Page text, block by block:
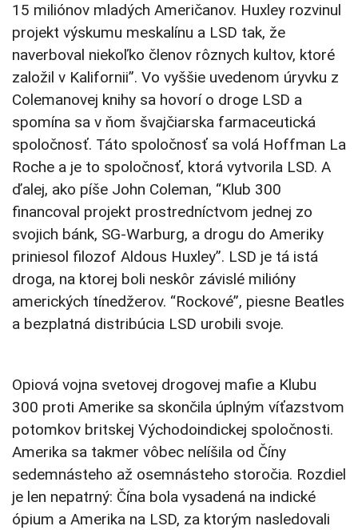
15 miliónov mladých Američanov. Huxley rozvinul
projekt výskumu meskalínu a LSD tak, že
naverboval niekoľko členov rôznych kultov, ktoré
založil v Kalifornii”. Vo vyššie uvedenom úryvku z
Colemanovej knihy sa hovorí o droge LSD a
spomína sa v ňom švajčiarska farmaceutická
spoločnosť. Táto spoločnosť sa volá Hoffman La
Roche a je to spoločnosť, ktorá vytvorila LSD. A
ďalej, ako píše John Coleman, “Klub 300
financoval projekt prostredníctvom jednej zo
svojich bánk, SG-Warburg, a drogu do Ameriky
priniesol filozof Aldous Huxley”. LSD je tá istá
droga, na ktorej boli neskôr závislé milióny
amerických tínedžerov. “Rockové”, piesne Beatles
a bezplatná distribúcia LSD urobili svoje.
Opiová vojna svetovej drogovej mafie a Klubu
300 proti Amerike sa skončila úplným víťazstvom
potomkov britskej Východoindickej spoločnosti.
Amerika sa takmer vôbec nelíšila od Číny
sedemnásteho až osemnásteho storočia. Rozdiel
je len nepatrný: Čína bola vysadená na indické
ópium a Amerika na LSD, za ktorým nasledovali